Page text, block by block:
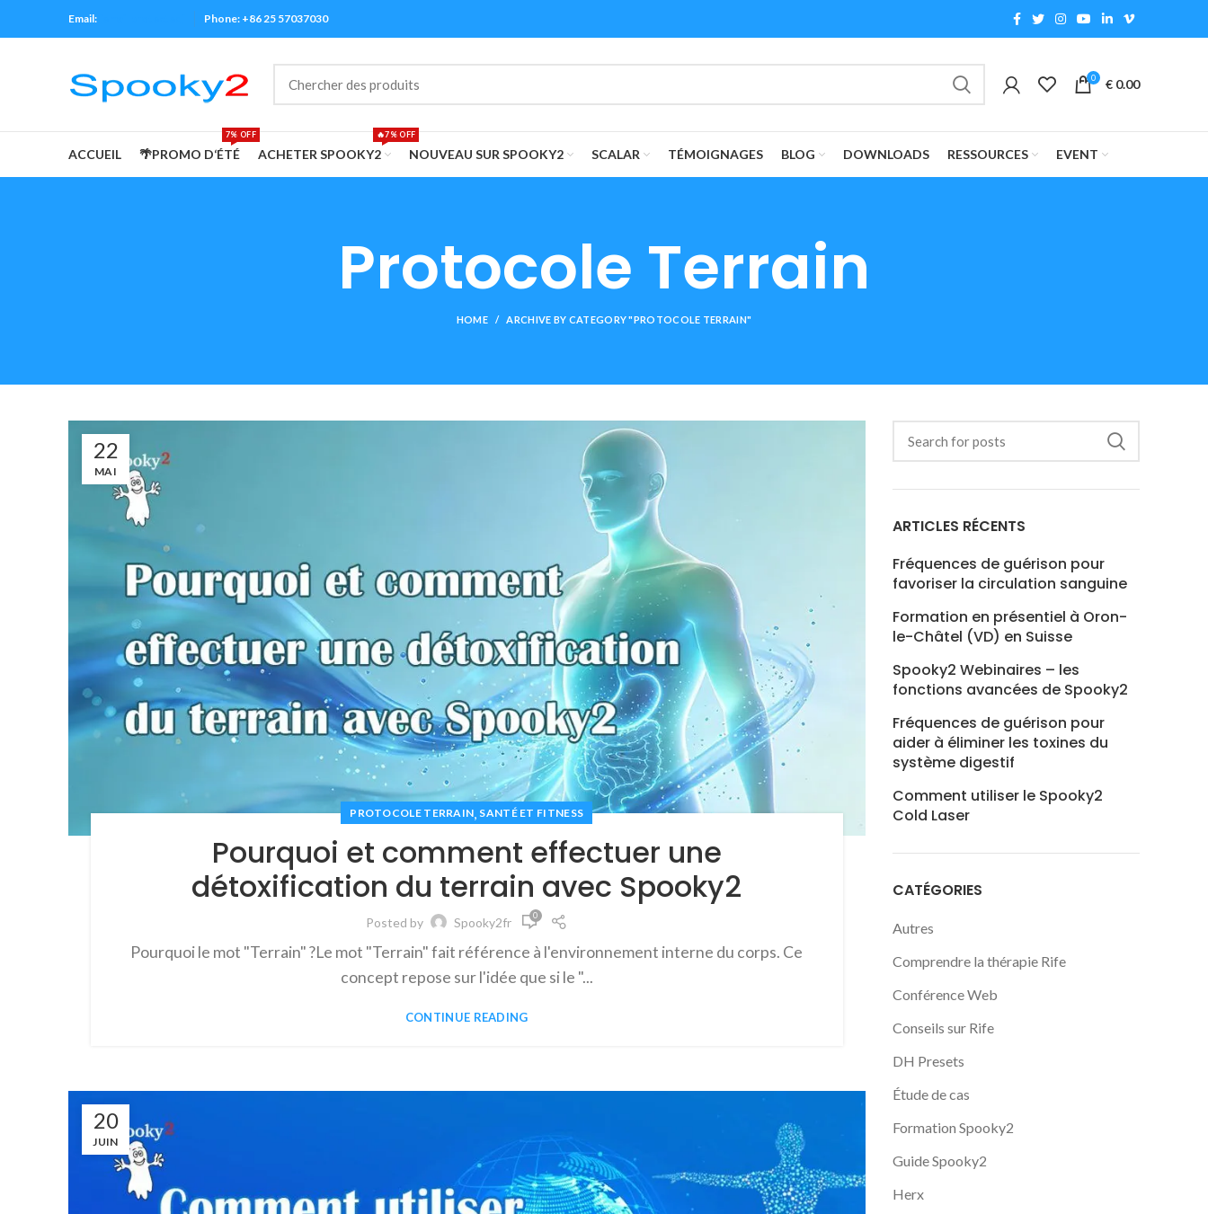
Email: Phone: +86 25 57037030
0 € 0.00
ACCUEIL 🌴PROMO D‘ÉTÉ
7% OFF
ACHETER SPOOKY2
🔥7% OFF
NOUVEAU SUR SPOOKY2 SCALAR TÉMOIGNAGES BLOG DOWNLOADS RESSOURCES EVENT
Protocole Terrain
HOME ARCHIVE BY CATEGORY "PROTOCOLE TERRAIN"
22
MAI
PROTOCOLE TERRAIN, SANTÉ ET FITNESS
Pourquoi et comment effectuer une
détoxification du terrain avec Spooky2
Posted by Spooky2fr 0
Pourquoi le mot "Terrain" ?Le mot "Terrain" fait référence à l'environnement interne du corps. Ce
concept repose sur l'idée que si le "...
CONTINUE READING
20
JUIN
ARTICLES RÉCENTS
Fréquences de guérison pour
favoriser la circulation sanguine
Formation en présentiel à Oron-
le-Châtel (VD) en Suisse
Spooky2 Webinaires – les
fonctions avancées de Spooky2
Fréquences de guérison pour
aider à éliminer les toxines du
système digestif
Comment utiliser le Spooky2
Cold Laser
CATÉGORIES
Autres
Comprendre la thérapie Rife
Conférence Web
Conseils sur Rife
DH Presets
Étude de cas
Formation Spooky2
Guide Spooky2
Herx
☀️ Soldes d’été : -7 % sur tout le site avec le code: